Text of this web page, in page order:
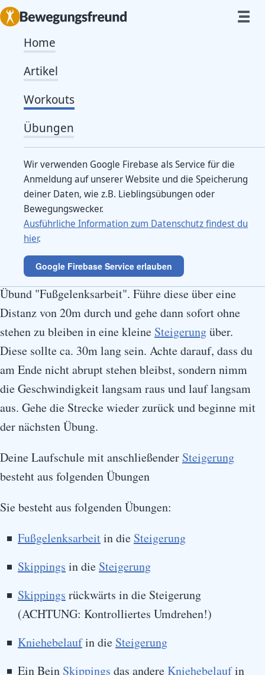
Home
Artikel
Workouts
Übungen
Wir verwenden Google Firebase als Service für die
Anmeldung auf unserer Website und die Speicherung
deiner Daten, wie z.B. Lieblingsübungen oder
Bewegungswecker.
Ausführliche Information zum Datenschutz findest du
hier.
Google Firebase Service erlauben
Laufschule in den
Steigerungslauf
Caro
Laufe dich kurz ein (10 bis 15 Minuten) und such dir
dann eine möglichst gerade und ebene Strecke. Schau,
dass sie mindestens 100m lang ist. Die Übungen aus
der Laufschule solltest du über eine Strecke von 20
bis 30m durchführen.
Du Startest mit der Übung und gehst direkt in einen
Steigerungslaufüber. Zum Beispiel ist deine erst
Übund "Fußgelenksarbeit". Führe diese über eine
Distanz von 20m durch und gehe dann sofort ohne
stehen zu bleiben in eine kleine Steigerungüber.
Diese sollte ca. 30m lang sein. Achte darauf, dass du
am Ende nicht abrupt stehen bleibst, sondern nimm
die Geschwindigkeit langsam raus und lauf langsam
aus. Gehe die Strecke wieder zurück und beginne mit
der nächsten Übung.
Deine Laufschule mit anschließender Steigerung
besteht aus folgenden Übungen
Sie besteht aus folgenden Übungen:
Fußgelenksarbeitin die Steigerung
Skippings in die Steigerung
Skippings rückwärts in die Steigerung
(ACHTUNG: Kontrolliertes Umdrehen!)
Kniehebelaufin die Steigerung
Ein Bein Skippings das andereKniehebelaufin